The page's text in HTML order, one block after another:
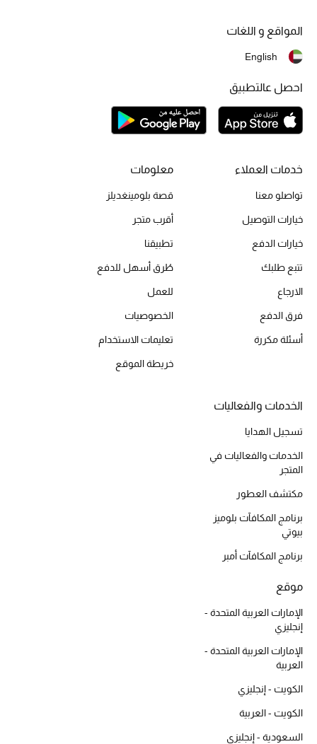
جميع الإكسسورات النسائية
موضة نسائية
تسوقوا للنساء
الموسم الجديد
دليل ملتزمات الحقائب
أبرز الحقائب
تسوقوا الحقائب
تشكيلة الأحذية
الأحذية الرجالية
أبرز المصممين
خدمات العملاء
تواصلو معنا
خيارات التوصيل
خيارات الدفع
تتبع طلبك
الارجاع
فرق الدفع
أسئلة مكررة
معلومات
قصة بلومينغديلز
أقرب متجر
تطبيقنا
طُرق أسهل للدفع
للعمل
الخصوصيات
تعليمات الاستخدام
خريطة الموقع
الخدمات والفعاليات
تسجيل الهدايا
الخدمات والفعاليات في
المتجر
مكتشف العطور
برنامج المكافآت بلوميز
بيوتي
برنامج المكافآت أمبر
موقع
الإمارات العربية المتحدة -
إنجليزي
الإمارات العربية المتحدة -
العربية
الكويت - إنجليزي
الكويت - العربية
السعودية - إنجليزي
المواقع و اللغات
English
احصل عالتطبيق